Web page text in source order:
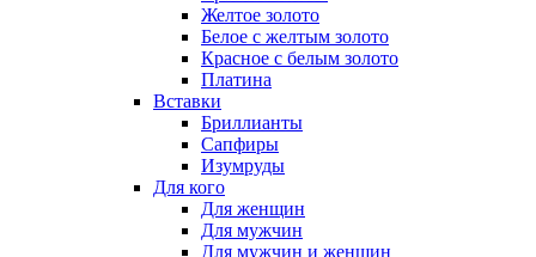
Желтое золото
Белое с желтым золото
Красное с белым золото
Платина
Вставки
Бриллианты
Сапфиры
Изумруды
Для кого
Для женщин
Для мужчин
Для мужчин и женщин